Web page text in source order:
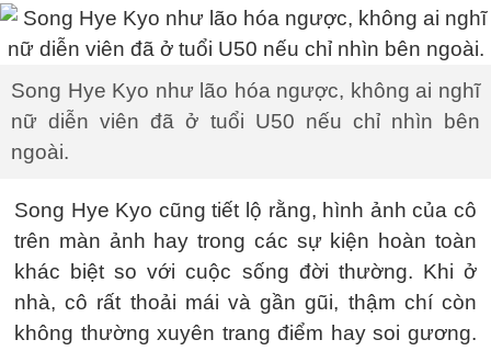
Song Hye Kyo như lão hóa ngược, không ai nghĩ
nữ diễn viên đã ở tuổi U50 nếu chỉ nhìn bên
ngoài.
Song Hye Kyo cũng tiết lộ rằng, hình ảnh của cô
trên màn ảnh hay trong các sự kiện hoàn toàn
khác biệt so với cuộc sống đời thường. Khi ở
nhà, cô rất thoải mái và gần gũi, thậm chí còn
không thường xuyên trang điểm hay soi gương.